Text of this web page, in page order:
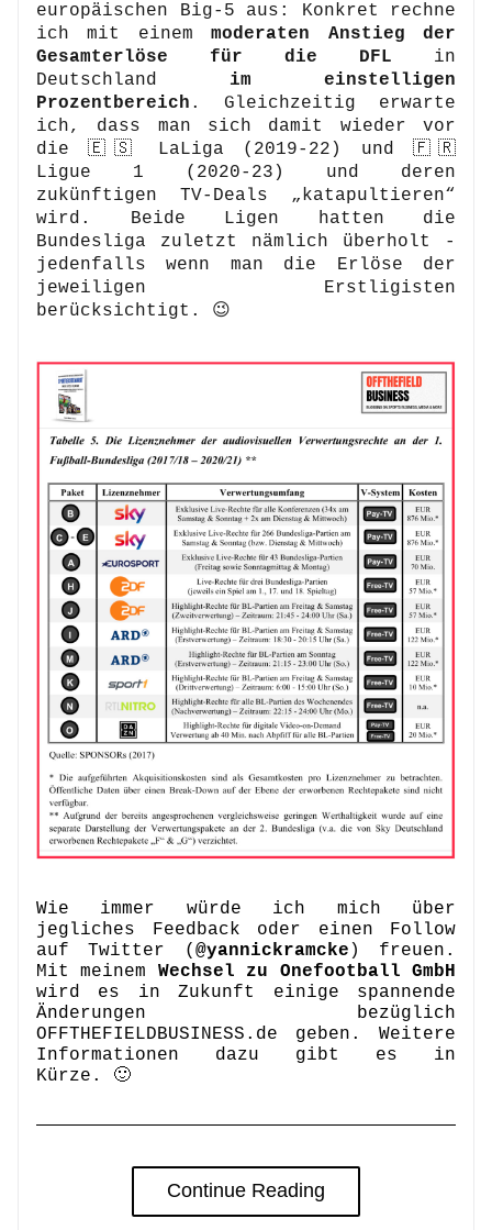
europäischen Big-5 aus: Konkret rechne
ich mit einem moderaten Anstieg der
Gesamterlöse für die DFL in
Deutschland im einstelligen
Prozentbereich . Gleichzeitig erwarte
ich, dass man sich damit wieder vor
die 🇪🇸 LaLiga (2019-22) und 🇫🇷
Ligue 1 (2020-23) und deren
zukünftigen TV-Deals „katapultieren“
wird. Beide Ligen hatten die
Bundesliga zuletzt nämlich überholt -
jedenfalls wenn man die Erlöse der
jeweiligen Erstligisten
berücksichtigt. 😉
Wie immer würde ich mich über
jegliches Feedback oder einen Follow
auf Twitter ( @yannickramcke ) freuen.
Mit meinem Wechsel zu Onefootball GmbH
wird es in Zukunft einige spannende
OFFTHEFIELDBUSINESS.de geben. Weitere
Informationen dazu gibt es in
Kürze. 🙂
Continue Reading